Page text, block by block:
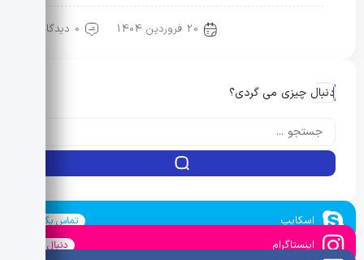
20 فروردین 1404 0 دیدگاه
دنبال چیزی می گردی؟
اسکایپ تماس بگیرید
اینستاگرام دنبال کنید